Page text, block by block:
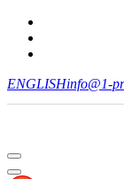
ENGLISHinfo@1-